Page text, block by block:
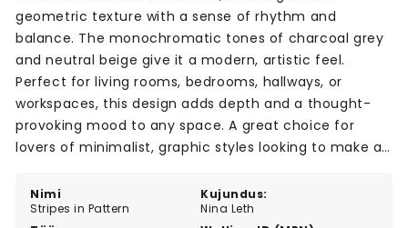
Nimi
Stripes in Pattern
Kujundus:
Nina Leth
geometric texture with a sense of rhythm and
balance. The monochromatic tones of charcoal grey
and neutral beige give it a modern, artistic feel.
Perfect for living rooms, bedrooms, hallways, or
workspaces, this design adds depth and a thought-
provoking mood to any space. A great choice for
lovers of minimalist, graphic styles looking to make a